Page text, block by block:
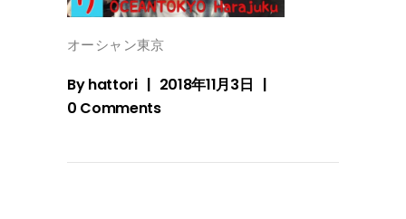
オーシャン東京
Byhattori
2018年11月3日
0 Comments